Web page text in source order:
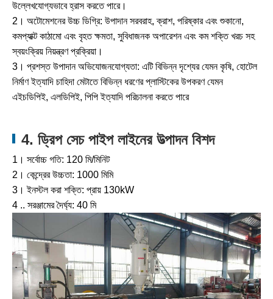
উল্লেখযোগ্যভাবে হ্রাস করতে পারে।
2। অটোমেশনের উচ্চ ডিগ্রি: উপাদান সরবরাহ, ক্রাশ, পরিষ্কার এবং শুকানো,
কমপ্যাক্ট কাঠামো এবং বৃহত ক্ষমতা, সুবিধাজনক অপারেশন এবং কম শক্তি খরচ সহ
স্বয়ংক্রিয় নিয়ন্ত্রণ প্রক্রিয়া।
3। প্রশস্ত উপাদান অভিযোজনযোগ্যতা: এটি বিভিন্ন দৃশ্যের যেমন কৃষি, হোটেল
নির্মাণ ইত্যাদি চাহিদা মেটাতে বিভিন্ন ধরণের প্লাস্টিকের উপকরণ যেমন
এইচডিপিই, এলডিপিই, পিপি ইত্যাদি পরিচালনা করতে পারে
4. ড্রিপ সেচ পাইপ লাইনের উত্পাদন বিশদ
1। সর্বোচ্চ গতি: 120 মি/মিনিট
2। কেন্দ্রের উচ্চতা: 1000 মিমি
3। ইনস্টল করা শক্তি: প্রায় 130kW
4 .. সরঞ্জামের দৈর্ঘ্য: 40 মি